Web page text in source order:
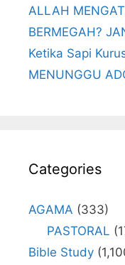
ALLAH
BERMEGAH?
Ketika Sapi
MENUNGGU
Categories
AGAMA (333)
PASTORAL
Bible Study